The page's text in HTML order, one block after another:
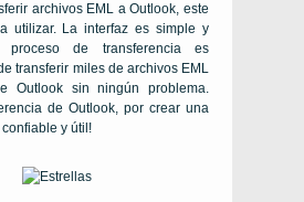
archivos EML a Outlook, este
utilizar. La interfaz es simple y
de transferencia es
transferir miles de archivos EML
Outlook sin ningún problema.
de Outlook, por crear una
y útil!